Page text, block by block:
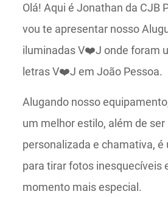
Olá! Aqui é Jonathan da CJB
vou te apresentar nosso
iluminadas V❤️J onde foram
letras V❤️J em João Pessoa.
Alugando nosso
um melhor estilo, além de
personalizada e chamativa,
para tirar fotos inesquecíveis
momento mais especial.